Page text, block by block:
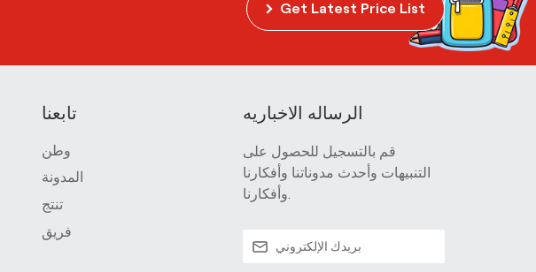
Get Latest Price List
تابعنا
وطن
المدونة
تنتج
فريق
الرساله الاخباريه
قم بالتسجيل للحصول على
التنبيهات وأحدث مدوناتنا وأفكارنا